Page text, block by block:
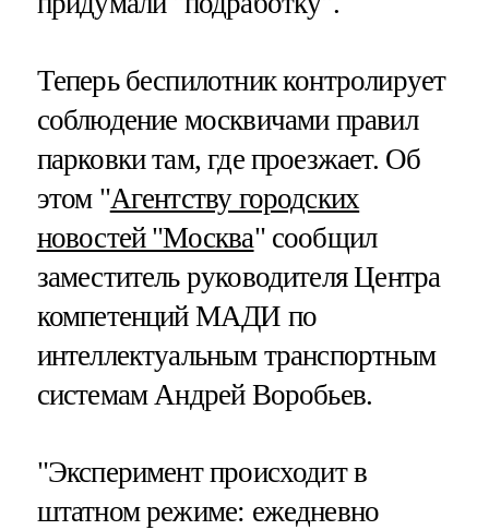
Теперь беспилотник контролирует
соблюдение москвичами правил
парковки там, где проезжает. Об
этом "Агентству городских
новостей "Москва" сообщил
заместитель руководителя Центра
компетенций МАДИ по
интеллектуальным транспортным
системам Андрей Воробьев.
"Эксперимент происходит в
штатном режиме: ежедневно